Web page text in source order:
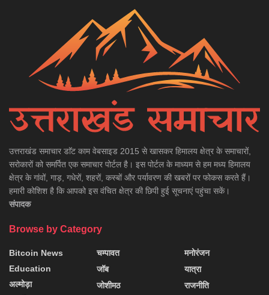
उत्तराखंड समाचार डाॅट काम वेबसाइड 2015 से खासकर हिमालय क्षेत्र के समाचारों,
सरोकारों को समर्पित एक समाचार पोर्टल है। इस पोर्टल के माध्यम से हम मध्य हिमालय
क्षेत्र के गांवों, गाड़, गधेरों, शहरों, कस्बों और पर्यावरण की खबरों पर फोकस करते हैं।
हमारी कोशिश है कि आपको इस वंचित क्षेत्र की छिपी हुई सूचनाएं पहुंचा सकें।
संपादक
Browse by Category
Bitcoin News
Education
अल्मोड़ा
चम्पावत
जॉब
जोशीमठ
मनोरंजन
यात्रा
राजनीति